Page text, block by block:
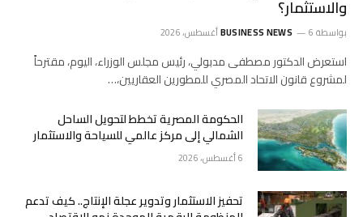
والاستثمار؟
بواسطة BUSINESS NEWS 6 أغسطس، 2026
استعرض الدكتور مصطفى مدبولي، رئيس مجلس الوزراء، اليوم، مقترحاً
لمشروع قانون الاتحاد المصري للمطورين العقاريين،…
الحكومة المصرية تخطط لتحويل الساحل
الشمالي إلى مركز عالمي للسياحة والاستثمار
6 أغسطس، 2026
تحفيز الاستثمار وتدوير عجلة الإنتاج.. كيف تدعم